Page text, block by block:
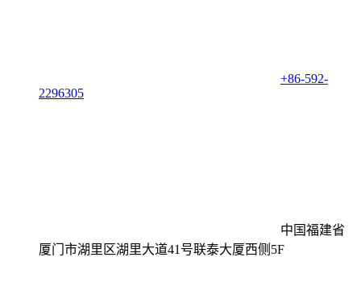
+86-592-
2296305
中国福建省
厦门市湖里区湖里大道41号联泰大厦西侧5F